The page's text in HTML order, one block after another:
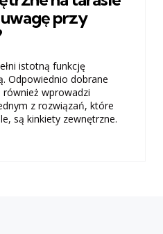
przy
istotną funkcję
Odpowiednio dobrane
wprowadzi
z rozwiązań, które
są kinkiety zewnętrzne.